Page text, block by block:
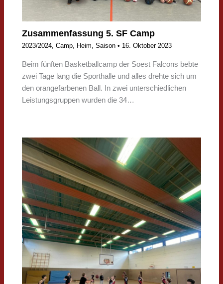
Zusammenfassung 5. SF Camp
2023/2024,Camp, Heim,Saison • 16. Oktober 2023
Beim fünften Basketballcamp der Soest Falcons bebte
zwei Tage lang die Sporthalle und alles drehte sich um
den orangefarbenen Ball. In zwei unterschiedlichen
Leistungsgruppen wurden die 34…